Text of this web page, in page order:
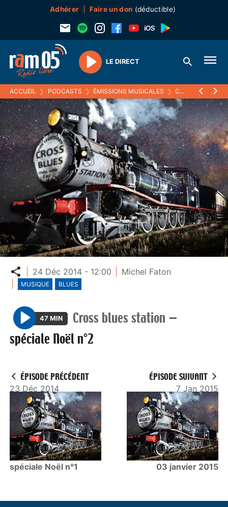
Adhérer Faire un don (déductible)
Play
LE DIRECT
ACCUEIL ❯ PODCASTS ❯ ÉMISSIONS MUSICALES ❯ CROSS BLUES STATION
Partager
24 Déc 2014 - 12:00 Michel Faton
MUSIQUE BLUES
P
l
47 MIN Cross blues station —
spéciale Noël n°2
ÉPISODE PRÉCÉDENT
23 Déc 2014
spéciale Noël n°1
ÉPISODE SUIVANT
7 Jan 2015
03 janvier 2015